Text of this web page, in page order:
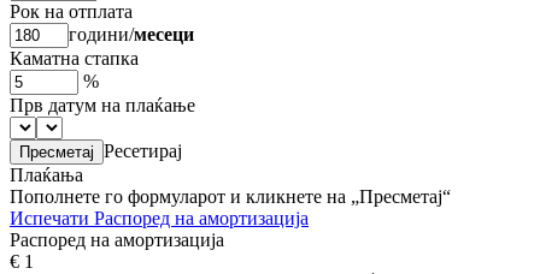
Рок на отплата
години/месеци
Каматна стапка
%
Прв датум на плаќање
Ресетирај
Плаќања
Пополнете го формуларот и кликнете на „Пресметај“
Испечати Распоред на амортизација
Распоред на амортизација
€ 1